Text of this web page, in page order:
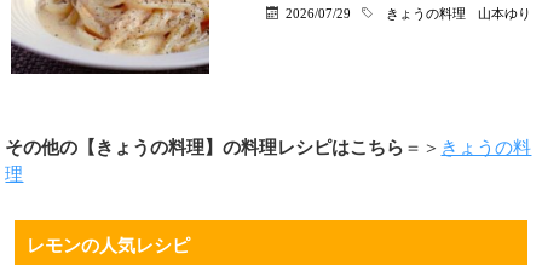
2026/07/29 きょうの料理 山本ゆり
その他の【きょうの料理】の料理レシピはこちら ＝＞ きょうの料
理
レモンの人気レシピ